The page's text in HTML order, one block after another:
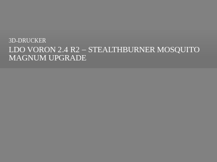
LDO VORON 2.4 R2 – STEALTHBURNER MOSQUITO
MAGNUM UPGRADE
3D-DRUCKER